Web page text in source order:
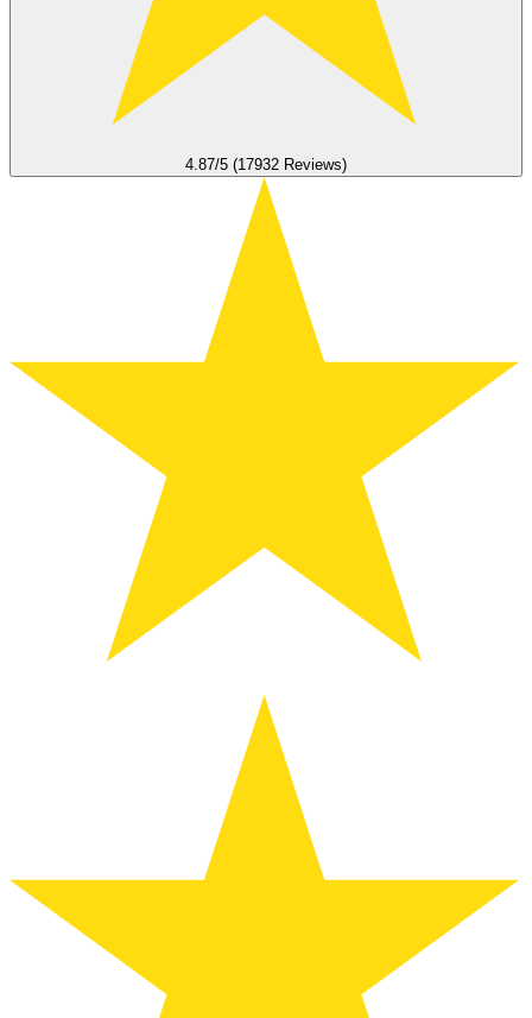
4.87/5 (17932 Reviews)